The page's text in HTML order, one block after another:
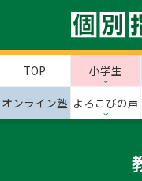
TOP 小学生
オンライン塾 よろこびの声